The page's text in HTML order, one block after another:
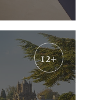
12+